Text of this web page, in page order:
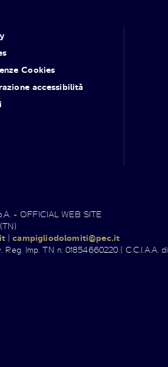
Cookies
accessibilità
- OFFICIAL WEB SITE
|campigliodolomiti@pec.it
Imp. TN n. 01854660220 | C.C.I.A.A. di